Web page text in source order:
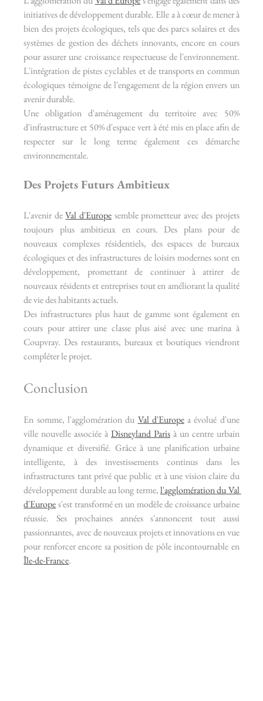
initiatives de développement durable. Elle a à cœur de mener à
bien des projets écologiques, tels que des parcs solaires et des
systèmes de gestion des déchets innovants, encore en cours
pour assurer une croissance respectueuse de l'environnement.
L'intégration de pistes cyclables et de transports en commun
écologiques témoigne de l'engagement de la région envers un
avenir durable.
Une obligation d'aménagement du territoire avec 50%
d'infrastructure et 50% d'espace vert à été mis en place afin de
respecter sur le long terme également ces démarche
environnementale.
Des Projets Futurs Ambitieux
L'avenir de Val d'Europe semble prometteur avec des projets
toujours plus ambitieux en cours. Des plans pour de
nouveaux complexes résidentiels, des espaces de bureaux
écologiques et des infrastructures de loisirs modernes sont en
développement, promettant de continuer à attirer de
nouveaux résidents et entreprises tout en améliorant la qualité
de vie des habitants actuels.
Des infrastructures plus haut de gamme sont également en
cours pour attirer une classe plus aisé avec une marina à
Coupvray. Des restaurants, bureaux et boutiques viendront
compléter le projet.
Conclusion
En somme, l'agglomération du Val d'Europe a évolué d'une
ville nouvelle associée à Disneyland Paris à un centre urbain
dynamique et diversifié. Grâce à une planification urbaine
intelligente, à des investissements continus dans les
infrastructures tant privé que public et à une vision claire du
développement durable au long terme, l'agglomération du Val
d'Europe s'est transformé en un modèle de croissance urbaine
réussie. Ses prochaines années s'annoncent tout aussi
passionnantes, avec de nouveaux projets et innovations en vue
pour renforcer encore sa position de pôle incontournable en
Île-de-France.